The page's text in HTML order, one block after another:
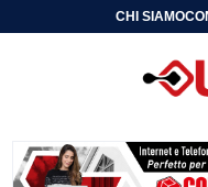
CHI SIAMO